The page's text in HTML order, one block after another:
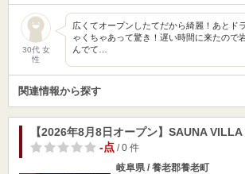
30代 女
性
広くてオープンしたてだから綺麗！あとド
ゃくちゃあって驚き！遅い時間に来たので
んでて…
関連情報から探す
【2026年8月8日オープン】SAUNA VILLA
-点/ 0 件
岐阜県 / 養老郡養老町